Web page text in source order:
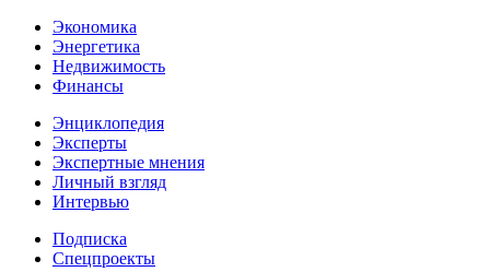
Экономика
Энергетика
Недвижимость
Финансы
Энциклопедия
Эксперты
Экспертные мнения
Личный взгляд
Интервью
Подписка
Спецпроекты